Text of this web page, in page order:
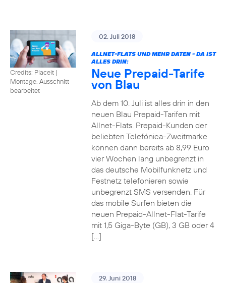
Credits: Placeit |
Montage, Ausschnitt
bearbeitet
02. Juli 2018
ALLNET-FLATS UND MEHR DATEN - DA IST
ALLES DRIN:
Neue Prepaid-Tarife
von Blau
Ab dem 10. Juli ist alles drin in den
neuen Blau Prepaid-Tarifen mit
Allnet-Flats. Prepaid-Kunden der
beliebten Telefónica-Zweitmarke
können dann bereits ab 8,99 Euro
vier Wochen lang unbegrenzt in
das deutsche Mobilfunknetz und
Festnetz telefonieren sowie
unbegrenzt SMS versenden. Für
das mobile Surfen bieten die
neuen Prepaid-Allnet-Flat-Tarife
mit 1,5 Giga-Byte (GB), 3 GB oder 4
[…]
29. Juni 2018